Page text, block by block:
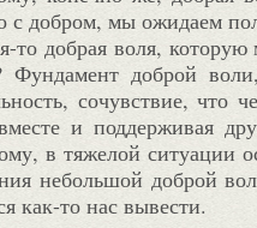
с добром, мы ожидаем
то добрая воля,
доброй
сочувствие, что
и поддерживая
в тяжелой ситуации
небольшой доброй
как-то нас вывести.